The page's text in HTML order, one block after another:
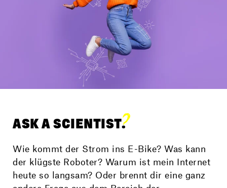
ASK A SCIENTIST.
Wie kommt der Strom ins E-Bike? Was kann
der klügste Roboter? Warum ist mein Internet
heute so langsam? Oder brennt dir eine ganz